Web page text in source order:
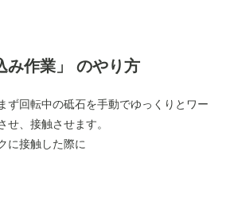
み作業」 のやり方
ず回転中の砥石を手動でゆっくりとワー
せ、接触させます。
に接触した際に